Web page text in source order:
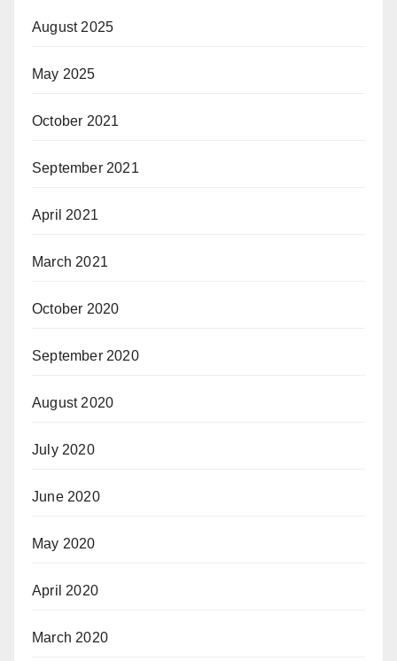
August 2025
May 2025
October 2021
September 2021
April 2021
March 2021
October 2020
September 2020
August 2020
July 2020
June 2020
May 2020
April 2020
March 2020